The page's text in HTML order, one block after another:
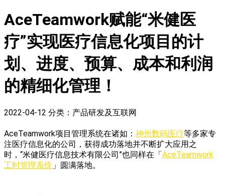
AceTeamwork赋能“米健医
疗”实现医疗信息化项目的计
划、进度、预算、成本和利润
的精细化管理！
2022-04-12 分类：产品研发及互联网
AceTeamwork项目管理系统在诸如： 神州数码医疗等多家专
注医疗信息化的公司，获得成功落地并不断扩大应用之
时，“米健医疗信息技术有限公司”也同样在「 AceTeamwork
工时管理系统 」圆满落地。